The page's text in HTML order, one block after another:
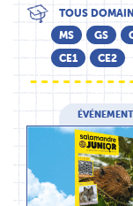
TOUS
MS
GS
CE1
CE2
ÉVÉNEMENT